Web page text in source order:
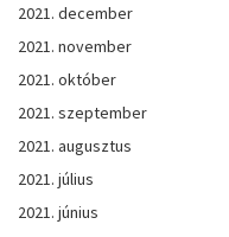
2021. december
2021. november
2021. október
2021. szeptember
2021. augusztus
2021. július
2021. június